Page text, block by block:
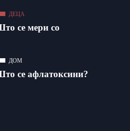
ДЕЦА
се мери со
ДОМ
се афлатоксини?